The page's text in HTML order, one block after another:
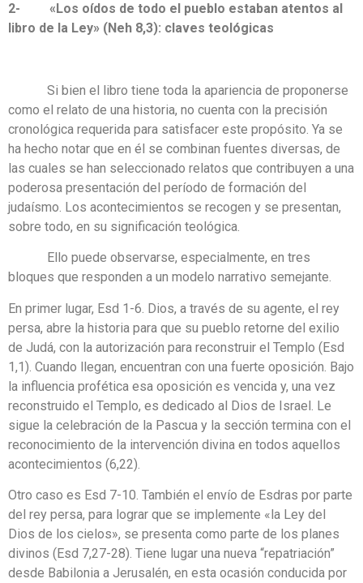
2- «Los oídos de todo el pueblo estaban atentos al
libro de la Ley» (Neh 8,3): claves teológicas
Si bien el libro tiene toda la apariencia de proponerse
como el relato de una historia, no cuenta con la precisión
cronológica requerida para satisfacer este propósito. Ya se
ha hecho notar que en él se combinan fuentes diversas, de
las cuales se han seleccionado relatos que contribuyen a una
poderosa presentación del período de formación del
judaísmo. Los acontecimientos se recogen y se presentan,
sobre todo, en su significación teológica.
Ello puede observarse, especialmente, en tres
bloques que responden a un modelo narrativo semejante.
En primer lugar, Esd 1-6. Dios, a través de su agente, el rey
persa, abre la historia para que su pueblo retorne del exilio
de Judá, con la autorización para reconstruir el Templo (Esd
1,1). Cuando llegan, encuentran con una fuerte oposición. Bajo
la influencia profética esa oposición es vencida y, una vez
reconstruido el Templo, es dedicado al Dios de Israel. Le
sigue la celebración de la Pascua y la sección termina con el
reconocimiento de la intervención divina en todos aquellos
acontecimientos (6,22).
Otro caso es Esd 7-10. También el envío de Esdras por parte
del rey persa, para lograr que se implemente «la Ley del
Dios de los cielos», se presenta como parte de los planes
divinos (Esd 7,27-28). Tiene lugar una nueva “repatriación”
desde Babilonia a Jerusalén, en esta ocasión conducida por